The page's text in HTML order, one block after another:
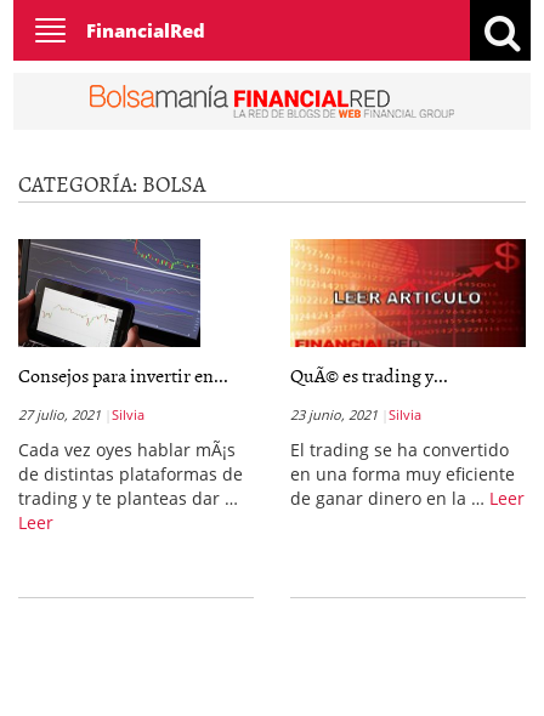
Toggle
navigation
FinancialRed
CATEGORÍA: BOLSA
Consejos para invertir en...
27 julio, 2021 Silvia
Cada vez oyes hablar mÃ¡s
de distintas plataformas de
trading y te planteas dar …
Leer
QuÃ© es trading y...
23 junio, 2021 Silvia
El trading se ha convertido
en una forma muy eficiente
de ganar dinero en la … Leer